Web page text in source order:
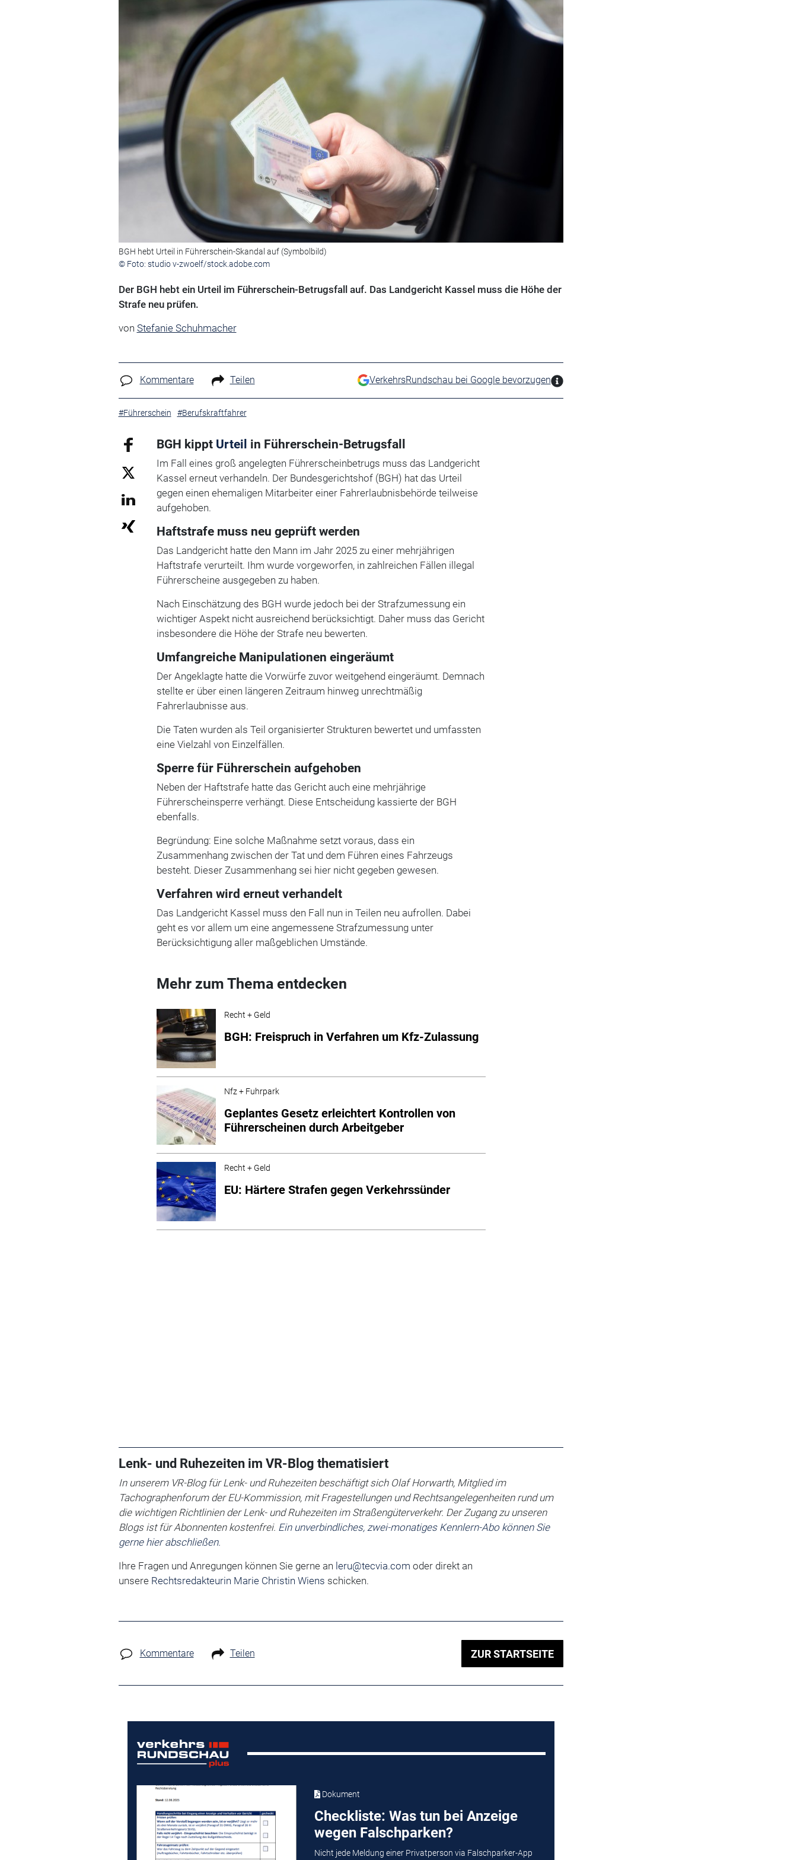
BGH hebt Urteil in Führerschein-Skandal auf (Symbolbild)
© Foto: studio v-zwoelf/stock.adobe.com
Der BGH hebt ein Urteil im Führerschein-Betrugsfall auf. Das Landgericht Kassel muss die Höhe der
Strafe neu prüfen.
von Stefanie Schuhmacher
Kommentare Teilen VerkehrsRundschau bei Google bevorzugen
#Führerschein #Berufskraftfahrer
BGH kippt Urteil in Führerschein-Betrugsfall
Im Fall eines groß angelegten Führerscheinbetrugs muss das Landgericht
Kassel erneut verhandeln. Der Bundesgerichtshof (BGH) hat das Urteil
gegen einen ehemaligen Mitarbeiter einer Fahrerlaubnisbehörde teilweise
aufgehoben.
Haftstrafe muss neu geprüft werden
Das Landgericht hatte den Mann im Jahr 2025 zu einer mehrjährigen
Haftstrafe verurteilt. Ihm wurde vorgeworfen, in zahlreichen Fällen illegal
Führerscheine ausgegeben zu haben.
Nach Einschätzung des BGH wurde jedoch bei der Strafzumessung ein
wichtiger Aspekt nicht ausreichend berücksichtigt. Daher muss das Gericht
insbesondere die Höhe der Strafe neu bewerten.
Umfangreiche Manipulationen eingeräumt
Der Angeklagte hatte die Vorwürfe zuvor weitgehend eingeräumt. Demnach
stellte er über einen längeren Zeitraum hinweg unrechtmäßig
Fahrerlaubnisse aus.
Die Taten wurden als Teil organisierter Strukturen bewertet und umfassten
eine Vielzahl von Einzelfällen.
Sperre für Führerschein aufgehoben
Neben der Haftstrafe hatte das Gericht auch eine mehrjährige
Führerscheinsperre verhängt. Diese Entscheidung kassierte der BGH
ebenfalls.
Begründung: Eine solche Maßnahme setzt voraus, dass ein
Zusammenhang zwischen der Tat und dem Führen eines Fahrzeugs
besteht. Dieser Zusammenhang sei hier nicht gegeben gewesen.
Verfahren wird erneut verhandelt
Das Landgericht Kassel muss den Fall nun in Teilen neu aufrollen. Dabei
geht es vor allem um eine angemessene Strafzumessung unter
Berücksichtigung aller maßgeblichen Umstände.
Mehr zum Thema entdecken
Recht + Geld
BGH: Freispruch in Verfahren um Kfz-Zulassung
Nfz + Fuhrpark
Geplantes Gesetz erleichtert Kontrollen von
Führerscheinen durch Arbeitgeber
Recht + Geld
EU: Härtere Strafen gegen Verkehrssünder
Lenk- und Ruhezeiten im VR-Blog thematisiert
In unserem VR-Blog für Lenk- und Ruhezeiten beschäftigt sich Olaf Horwarth, Mitglied im
Tachographenforum der EU-Kommission, mit Fragestellungen und Rechtsangelegenheiten rund um
die wichtigen Richtlinien der Lenk- und Ruhezeiten im Straßengüterverkehr. Der Zugang zu unseren
Blogs ist für Abonnenten kostenfrei. Ein unverbindliches, zwei-monatiges Kennlern-Abo können Sie
gerne hier abschließen.
Ihre Fragen und Anregungen können Sie gerne an leru@tecvia.com oder direkt an
unsere Rechtsredakteurin Marie Christin Wiens schicken.
Kommentare Teilen ZUR STARTSEITE
Dokument
Checkliste: Was tun bei Anzeige
wegen Falschparken?
Nicht jede Meldung einer Privatperson via Falschparker-App